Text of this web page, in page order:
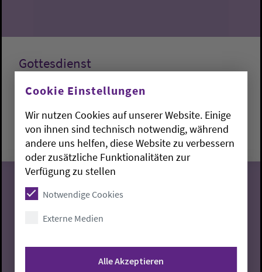
Gottesdienst
Lemwerder:Kapelle am Deich
Sonntag, 9.8.2026, 10 Uhr
Kapelle am Deich
08.2026
Cookie Einstellungen
Wir nutzen Cookies auf unserer Website. Einige
von ihnen sind technisch notwendig, während
andere uns helfen, diese Website zu verbessern
oder zusätzliche Funktionalitäten zur
Verfügung zu stellen
Notwendige Cookies
Externe Medien
Alle Akzeptieren